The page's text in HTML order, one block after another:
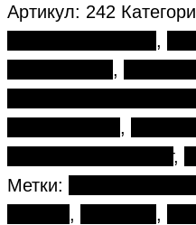
Артикул: 242
,
,
,
,
Метки:
, ,